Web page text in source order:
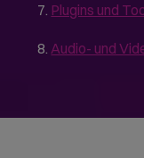
7. Plugins und
8.Audio- und